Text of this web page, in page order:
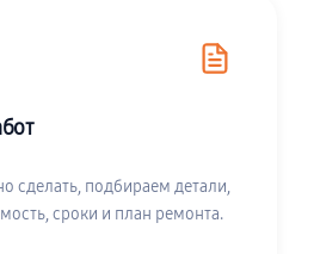
сделать, подбираем детали,
сроки и план ремонта.